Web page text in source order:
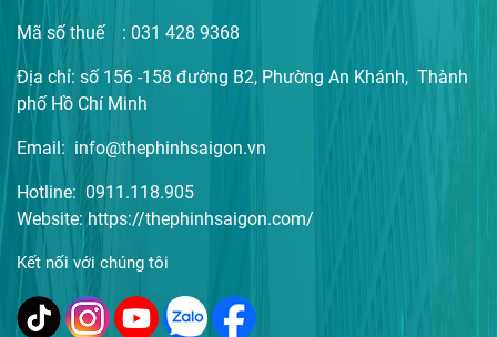
Mã số thuế : 031 428 9368
Địa chỉ: số 156 -158 đường B2, Phường An Khánh, Thành
phố Hồ Chí Minh
Email: info@thephinhsaigon.vn
Hotline: 0911.118.905
Website: https://thephinhsaigon.com/
Kết nối với chúng tôi